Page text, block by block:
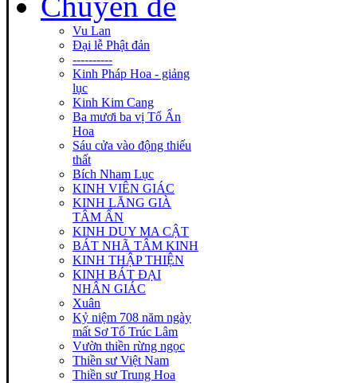
Vu Lan
Đại lễ Phật đản
----------
Kinh Pháp Hoa - giảng
lục
Kinh Kim Cang
Ba mươi ba vị Tổ Ấn
Hoa
Sáu cửa vào động thiếu
thất
Bích Nham Lục
KINH VIÊN GIÁC
KINH LĂNG GIÀ
TÂM ẤN
KINH DUY MA CẬT
BÁT NHÃ TÂM KINH
KINH THẬP THIỆN
KINH BÁT ĐẠI
NHÂN GIÁC
Xuân
Kỷ niệm 708 năm ngày
mất Sơ Tổ Trúc Lâm
Vườn thiền rừng ngọc
Thiền sư Việt Nam
Thiền sư Trung Hoa